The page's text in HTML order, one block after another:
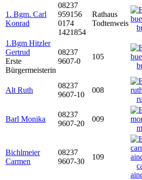
1. Bgm. Carl
Konrad
08237
959156
0174
1421854
Rathaus
Todtenweis
1.Bgm Hitzler
Gertrud
Erste
Bürgermeisterin
08237
9607-0
105
Alt Ruth
08237
9607-10
008
Barl Monika
08237
9607-20
009
Bichlmeier
Carmen
08237
9607-30
109